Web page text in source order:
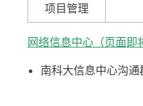
项目管理
网络信息中心（页面即
南科大信息中心沟通